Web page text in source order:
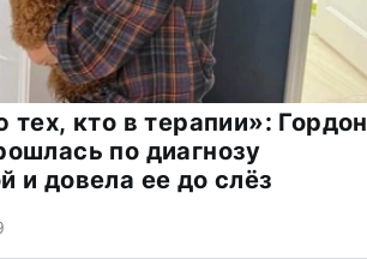
тех, кто в терапии»: Гордон
по диагнозу
и довела ее до слёз